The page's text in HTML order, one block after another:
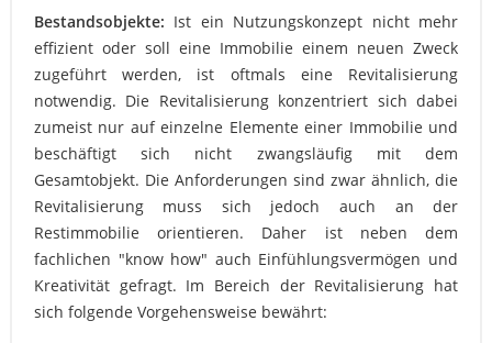
Bestandsobjekte: Ist ein Nutzungskonzept nicht mehr
effizient oder soll eine Immobilie einem neuen Zweck
zugeführt werden, ist oftmals eine Revitalisierung
notwendig. Die Revitalisierung konzentriert sich dabei
zumeist nur auf einzelne Elemente einer Immobilie und
beschäftigt sich nicht zwangsläufig mit dem
Gesamtobjekt. Die Anforderungen sind zwar ähnlich, die
Revitalisierung muss sich jedoch auch an der
Restimmobilie orientieren. Daher ist neben dem
fachlichen "know how" auch Einfühlungsvermögen und
Kreativität gefragt. Im Bereich der Revitalisierung hat
sich folgende Vorgehensweise bewährt: